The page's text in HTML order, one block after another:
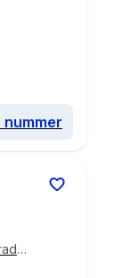
nummer